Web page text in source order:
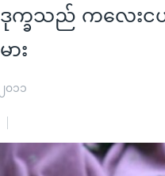
ား
ါလက်စတိုင်း
လမ်းတခု အလွန်
ေ့လာမယ်
က္ခသည် ကလေးင
ား
၀၁၁